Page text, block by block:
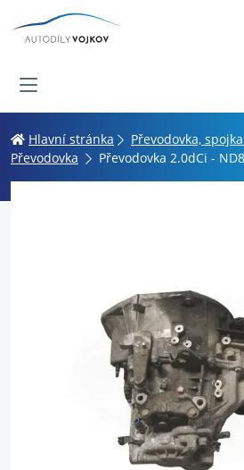
Hlavní stránka
Převodovka,
Převodovka
Převodovka 2.0dCi -